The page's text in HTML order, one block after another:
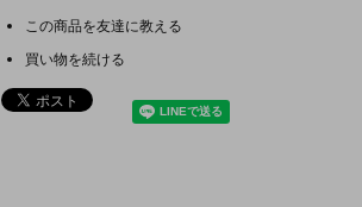
この商品を友達に教える
買い物を続ける